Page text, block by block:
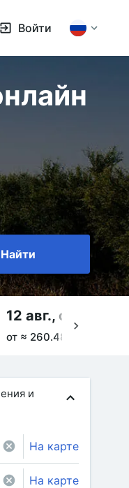
Войти
Найти
12 авг., ср
от ≈ 260.48 ₽
и
На карте
На карте